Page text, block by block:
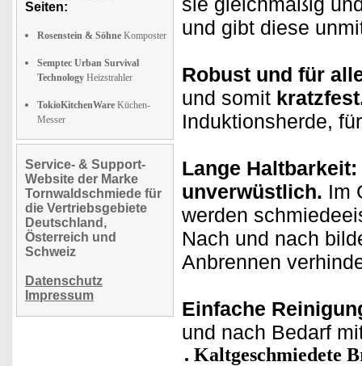
Seiten:
Rosenstein & Söhne Komposter
Semptec Urban Survival
Technology Heizstrahler
TokioKitchenWare Küchen-
Messer
Service- & Support-
Website der Marke
Tornwaldschmiede für
die Vertriebsgebiete
Deutschland,
Österreich und
Schweiz
Datenschutz
Impressum
und gibt diese
Robust und für
und somit
Induktionsherde,
Lange Haltbarkeit:
unverwüstlich. Im
werden
Nach und nach
Anbrennen
Einfache
und nach Bedarf
Kaltgeschmiedete